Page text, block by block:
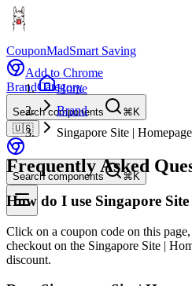
CouponMadSmart Saving
Add to Chrome
BrandCategory
Search components
⌘K
🇺🇸
Search components ⌘K
Home
Brand
Singapore Site | Homepage
Frequently Asked
How do I use Singapore
Click on a coupon code on this
checkout on the Singapore Site |
discount.